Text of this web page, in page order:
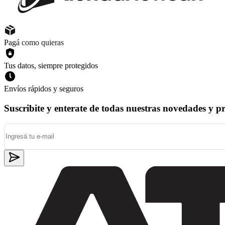
Pagá como quieras
Tus datos, siempre protegidos
Envíos rápidos y seguros
Suscribite y enterate de todas nuestras novedades y